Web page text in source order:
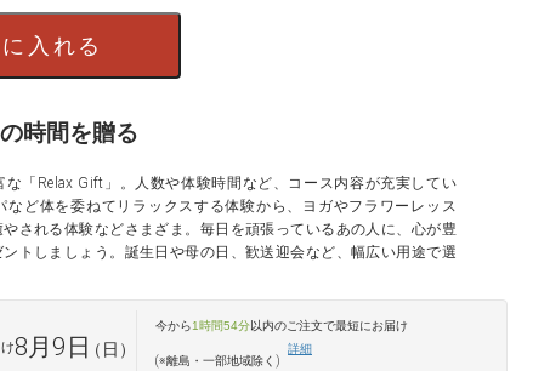
入れる
時間を贈る
「Relax Gift」。人数や体験時間など、コース内容が充実してい
など体を委ねてリラックスする体験から、ヨガやフラワーレッス
される体験などさまざま。毎日を頑張っているあの人に、心が豊
トしましょう。誕生日や母の日、歓送迎会など、幅広い用途で選
8月9日（日）
今から1時間54分以内のご注文で最短にお届け
(※離島・一部地域除く)
詳細